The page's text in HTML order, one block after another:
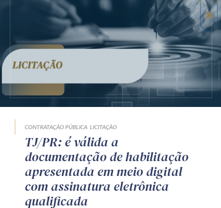
CONTRATAÇÃO PÚBLICA LICITAÇÃO
TJ/PR: é válida a
documentação de habilitação
apresentada em meio digital
com assinatura eletrônica
qualificada